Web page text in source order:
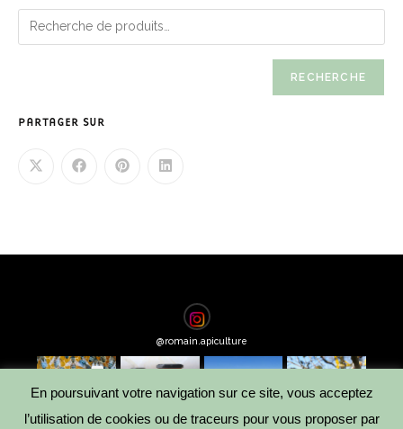
RECHERCHE
PARTAGER SUR
@romain.apiculture
En poursuivant votre navigation sur ce site, vous acceptez
l’utilisation de cookies ou de traceurs pour vous proposer par